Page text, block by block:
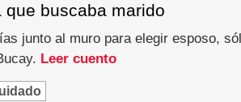
buscaba marido
junto al muro para elegir esposo,
Leer cuento